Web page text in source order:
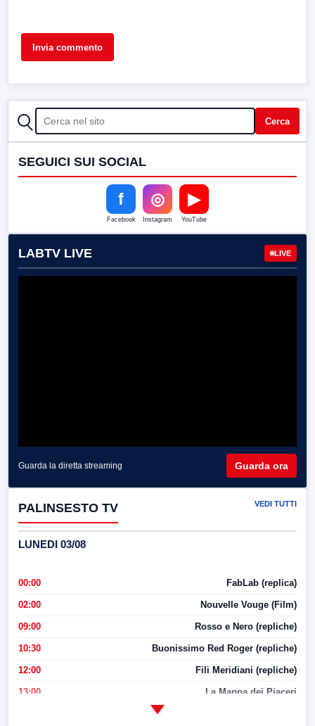
CERCA Cerca
SEGUICI SUI SOCIAL
f
Facebook
◎
Instagram
▶
YouTube
LABTV LIVE LIVE
Guarda la diretta streaming Guarda ora
PALINSESTO TV VEDI TUTTI
LUNEDI 03/08
00:00 FabLab (replica)
02:00 Nouvelle Vouge (Film)
09:00 Rosso e Nero (repliche)
10:30 Buonissimo Red Roger (repliche)
12:00 Fili Meridiani (repliche)
13:00 La Mappa dei Piaceri